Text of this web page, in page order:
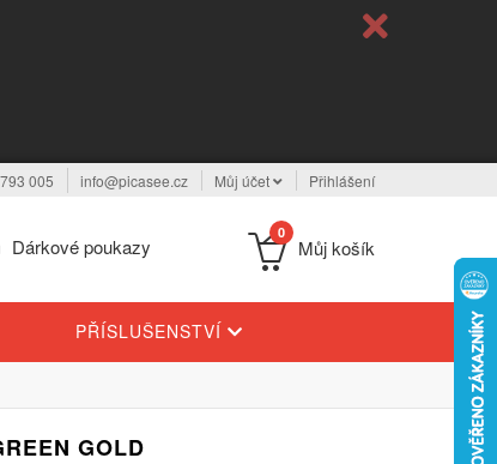
005 info@picasee.cz Můj účet Přihlášení
Dárkové poukazy
0
Můj košík
PŘÍSLUŠENSTVÍ
GOLD